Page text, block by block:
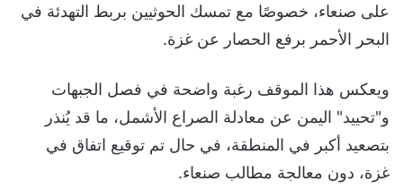
على صنعاء، خصوصًا مع تمسك الحوثيين بربط التهدئة في
البحر الأحمر برفع الحصار عن غزة.
ويعكس هذا الموقف رغبة واضحة في فصل الجبهات
و"تحييد" اليمن عن معادلة الصراع الأشمل، ما قد يُنذر
بتصعيد أكبر في المنطقة، في حال تم توقيع اتفاق في
غزة، دون معالجة مطالب صنعاء.